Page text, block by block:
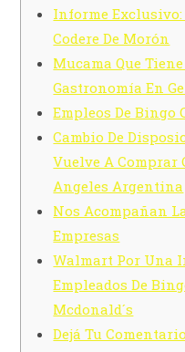
Informe
Codere De Morón
Mucama Que
Gastronomía En
Empleos De Bingo
Cambio De
Vuelve A Comprar
Angeles Argentina
Nos Acompañan
Empresas
Walmart Por Una
Empleados De
Mcdonald´s
Dejá Tu Comentario